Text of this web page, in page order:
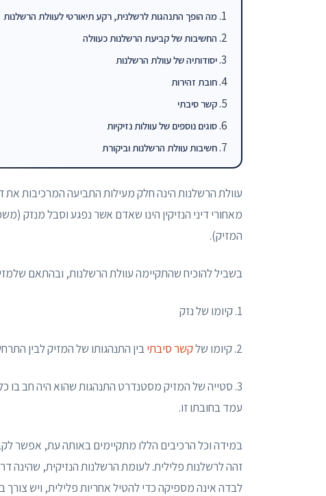
מה הופך התנהגות לרשלנית, רקע תיאורטי לעוולת הרשלנות
החשיבות של קביעת הרשלנות כעוולה
יסודותיה של עוולת הרשלנות
חובת זהירות
קשר סיבתי
סוגים נוספים של עוולות נזיקיות
חשיבות עוולת הרשלנות וביקורת
עוולת הרשלנות הינה חלק מעילות התביעה המרכיבות את
מאחורי דיני הנזיקין הינו שאדם אשר נפגע וסבל מנזק
המזיק).
בשביל להוכיח שהתקיימה עוולת הרשלנות, ובהתאם
1. קיומו של נזק
2. קיומו של קשר סיבתיבין התנהגותו של המזיק לבין
3. סטייה של המזיק מסטנדרט התנהגות שהוא היה חב בו
עמד בחובתו זו.
במידה וכל הרכיבים הללו מתקיימים באותה עת, אפשר
זהה לרשלנות פלילית. לעומת הרשלנות הנזיקית, שהינה
לבדה אינה מספיקה כדי להטיל אחריות פלילית, ויש